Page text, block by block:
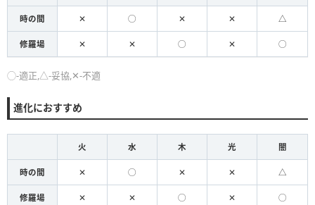
時の間 ✕ ◯ ✕ ✕ △
修羅場 ✕ ✕ ◯ ✕ ◯
◯-適正,△-妥協,✕-不適
進化におすすめ
火 水 木 光 闇
時の間 ✕ ◯ ✕ ✕ △
修羅場 ✕ ✕ ◯ ✕ ◯